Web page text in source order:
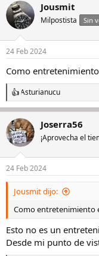
c
c
i
e
:
Jousmit
Milpostista Sin
24 Feb 2024
Como
R
e
a
c
c
i
e
s
Asturianucu
Joserra56
¡Aprovecha el
24 Feb 2024
Jousmit dijo:
Como entretenimiento
Esto no es un
Desde mi punto de